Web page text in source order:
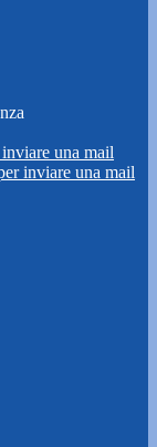
una mail
inviare una mail